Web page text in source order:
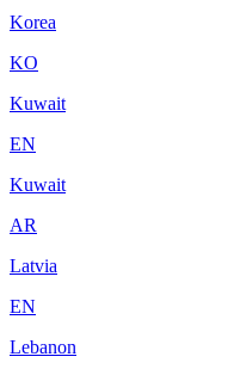
Korea
KO
Kuwait
EN
Kuwait
AR
Latvia
EN
Lebanon